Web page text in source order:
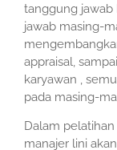
tanggung jawab
jawab masing-
appraisal,
karyawan ,
pada masing-
Dalam
manajer lini